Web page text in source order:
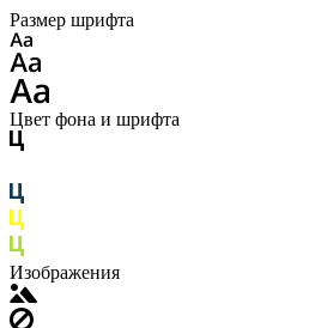
Размер шрифта
Цвет фона и шрифта
Изображения